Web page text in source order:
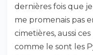
dernières fois que
me promenais pas
cimetières, aussi
comme le sont les